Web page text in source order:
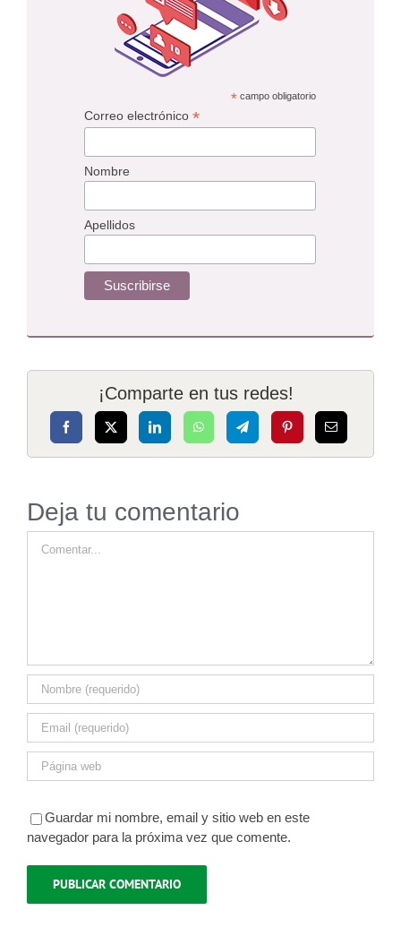
* campo obligatorio
Correo electrónico*
Nombre
Apellidos
¡Comparte en tus redes!
Deja tu comentario
Guardar mi nombre, email y sitio web en este
navegador para la próxima vez que comente.